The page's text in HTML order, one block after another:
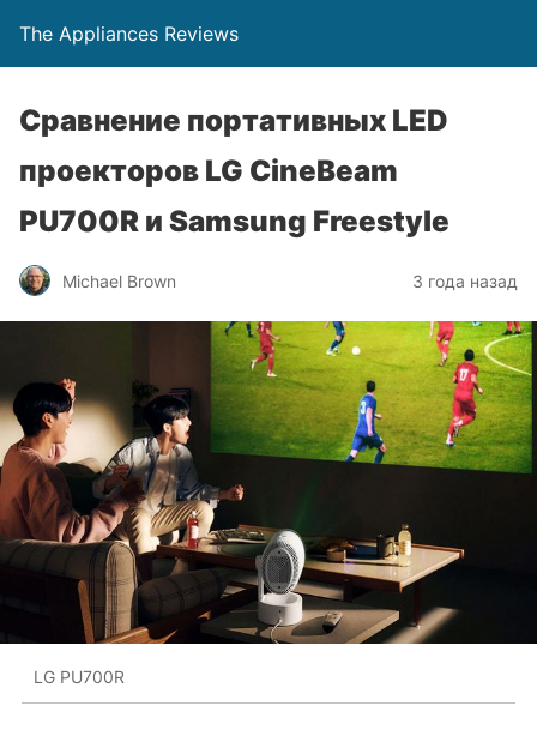
The Appliances Reviews
Сравнение портативных LED
проекторов LG CineBeam
PU700R и Samsung Freestyle
Michael Brown 3 года назад
LG PU700R